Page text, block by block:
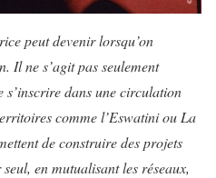
peut devenir lorsqu’on
Il ne s’agit pas seulement
dans une circulation
comme l’Eswatini ou La
de construire des projets
en mutualisant les réseaux,